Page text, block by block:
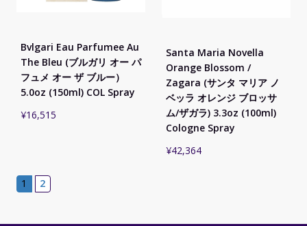
Bvlgari Eau Parfumee Au
The Bleu (ブルガリ オー パ
フュメ オー ザ ブルー）
5.0oz (150ml) COL Spray
¥16,515
Santa Maria Novella
Orange Blossom /
Zagara (サンタ マリア ノ
ベッラ オレンジ ブロッサ
ム/ザガラ) 3.3oz (100ml)
Cologne Spray
¥42,364
1 2